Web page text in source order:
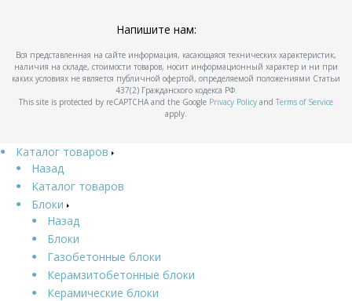
Напишите нам:
Вся представленная на сайте информация, касающаяся технических характеристик,
наличия на складе, стоимости товаров, носит информационный характер и ни при
каких условиях не является публичной офертой, определяемой положениями Статьи
437(2) Гражданского кодекса РФ.
This site is protected by reCAPTCHA and the Google Privacy Policy and Terms of Service
apply.
Каталог товаров
Назад
Каталог товаров
Блоки
Назад
Блоки
Газобетонные блоки
Керамзитобетонные блоки
Керамические блоки